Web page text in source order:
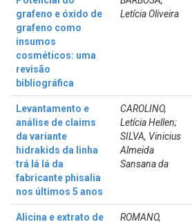
grafeno e óxido de
grafeno como
insumos
cosméticos: uma
revisão
bibliográfica
Letícia Oliveira
Levantamento e
análise de claims
da variante
hidrakids da linha
trá lá lá da
fabricante phisalia
nos últimos 5 anos
CAROLINO,
Letícia Hellen;
SILVA, Vinicius
Almeida
Sansana da
Alicina e extrato de
ROMANO,